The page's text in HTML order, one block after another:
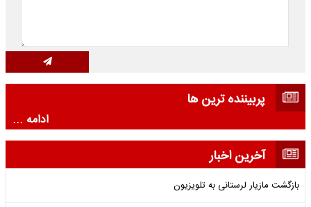
پربیننده ترین ها
ادامه ...
آخرین اخبار
بازگشت مازیار لرستانی به تلویزیون